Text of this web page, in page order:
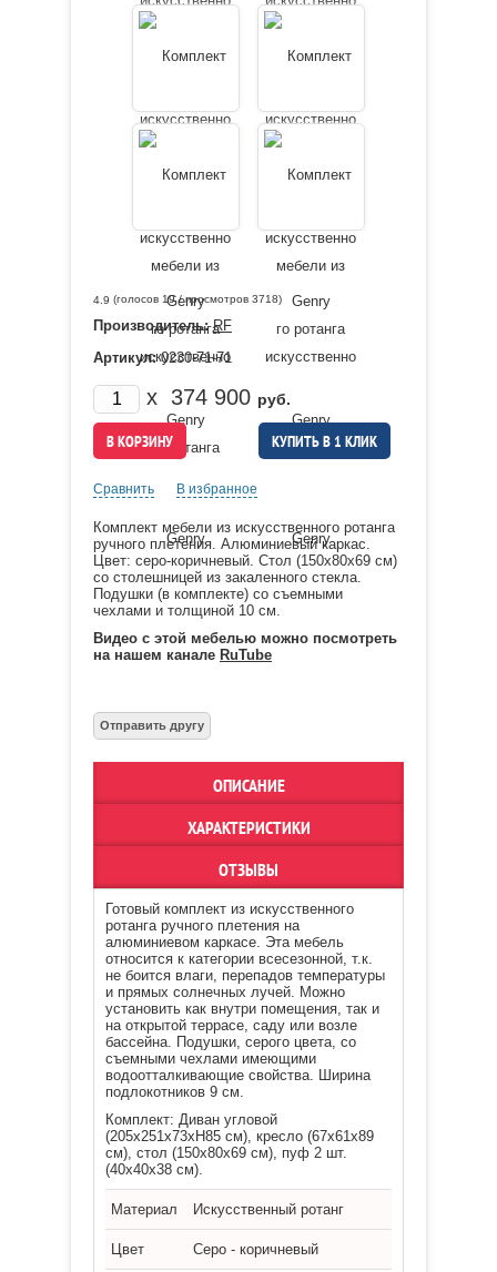
4.9 (голосов 19/ просмотров 3718)
Производитель: RF
Артикул:0230-71-71
x 374 900 руб.
КУПИТЬ В 1 КЛИК
Сравнить В избранное
Комплект мебели из искусственного ротанга
ручного плетения. Алюминиевый каркас.
Цвет: серо-коричневый. Стол (150х80х69 см)
со столешницей из закаленного стекла.
Подушки (в комплекте) со съемными
чехлами и толщиной 10 см.
Видео с этой мебелью можно посмотреть
на нашем канале RuTube
ОПИСАНИЕ
ХАРАКТЕРИСТИКИ
ОТЗЫВЫ
Готовый комплект из искусственного
ротанга ручного плетения на
алюминиевом каркасе. Эта мебель
относится к категории всесезонной, т.к.
не боится влаги, перепадов температуры
и прямых солнечных лучей. Можно
установить как внутри помещения, так и
на открытой террасе, саду или возле
бассейна. Подушки, серого цвета, со
съемными чехлами имеющими
водоотталкивающие свойства. Ширина
подлокотников 9 см.
Комплект: Диван угловой
(205х251х73хН85 см), кресло (67х61х89
см), стол (150х80х69 см), пуф 2 шт.
(40х40х38 см).
Материал Искусственный ротанг
Цвет Серо - коричневый